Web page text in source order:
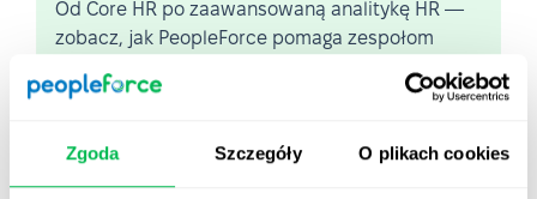
Zgoda Szczegóły O plikach cookies
Od Core HR po zaawansowaną analitykę HR —
zobacz, jak PeopleForce pomaga zespołom
godzin miesięcznie.